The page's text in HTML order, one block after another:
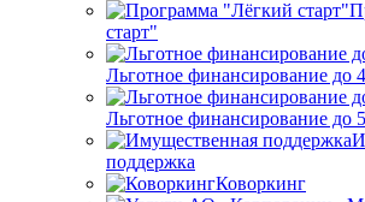
старт"
Льготное финансирование до
Льготное финансирование до
поддержка
Коворкинг